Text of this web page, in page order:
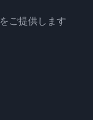
ご提供します